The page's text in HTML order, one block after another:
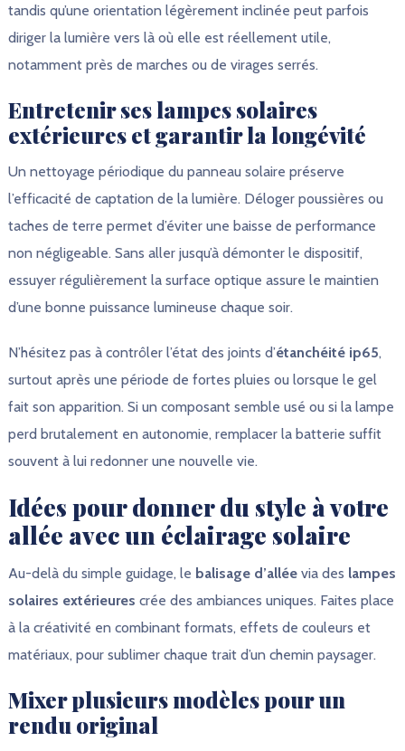
tandis qu’une orientation légèrement inclinée peut parfois
diriger la lumière vers là où elle est réellement utile,
notamment près de marches ou de virages serrés.
Entretenir ses lampes solaires
extérieures et garantir la longévité
Un nettoyage périodique du panneau solaire préserve
l’efficacité de captation de la lumière. Déloger poussières ou
taches de terre permet d’éviter une baisse de performance
non négligeable. Sans aller jusqu’à démonter le dispositif,
essuyer régulièrement la surface optique assure le maintien
d’une bonne puissance lumineuse chaque soir.
N’hésitez pas à contrôler l’état des joints d’étanchéité ip65,
surtout après une période de fortes pluies ou lorsque le gel
fait son apparition. Si un composant semble usé ou si la lampe
perd brutalement en autonomie, remplacer la batterie suffit
souvent à lui redonner une nouvelle vie.
Idées pour donner du style à votre
allée avec un éclairage solaire
Au-delà du simple guidage, le balisage d’alléevia des lampes
solaires extérieures crée des ambiances uniques. Faites place
à la créativité en combinant formats, effets de couleurs et
matériaux, pour sublimer chaque trait d’un chemin paysager.
Mixer plusieurs modèles pour un
rendu original